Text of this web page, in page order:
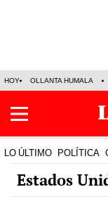
HOY OLLANTA HUMALA
LO ÚLTIMO POLÍTICA
Estados